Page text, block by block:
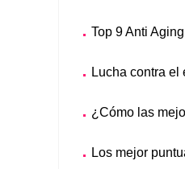
Top 9 Anti
Lucha contra
¿Cómo las
Los mejor